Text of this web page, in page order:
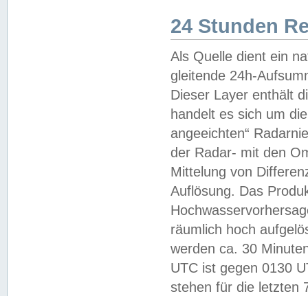
24 Stunden
Als Quelle dient ein
gleitende 24h-
Dieser Layer enthält
handelt es sich um
angeeichten“
der Radar- mit den
Mittelung von
Auflösung. Das
räumlich hoch
werden ca. 30
UTC ist gegen 0130
stehen für die letzten